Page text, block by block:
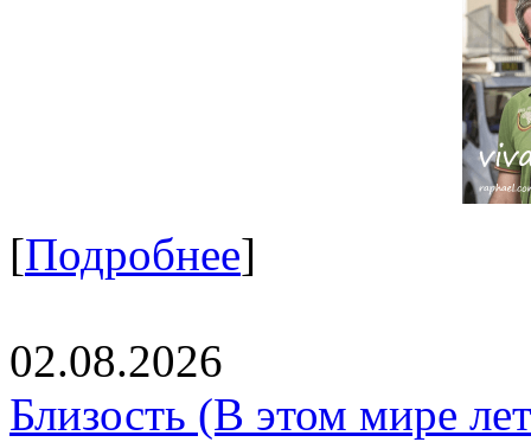
[Подробнее]
02.08.2026
Близость (В этом мире